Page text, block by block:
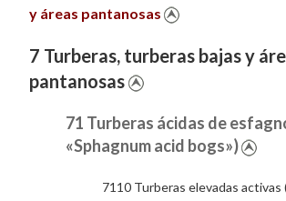
y áreas pantanosas
7 Turberas, turberas bajas y
pantanosas
71 Turberas ácidas de
«Sphagnum acid bogs»)
7110 Turberas elevadas activas